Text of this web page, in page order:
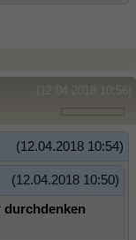
(12.04.2018 10:56)
(12.04.2018 10:54)
(12.04.2018 10:50)
durchdenken